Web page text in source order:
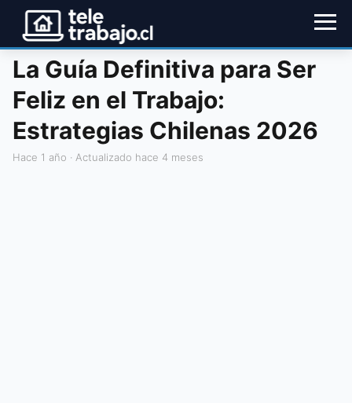
La Guía Definitiva para Ser
Feliz en el Trabajo:
Estrategias Chilenas 2026
hace 1 año · Actualizado hace 4 meses